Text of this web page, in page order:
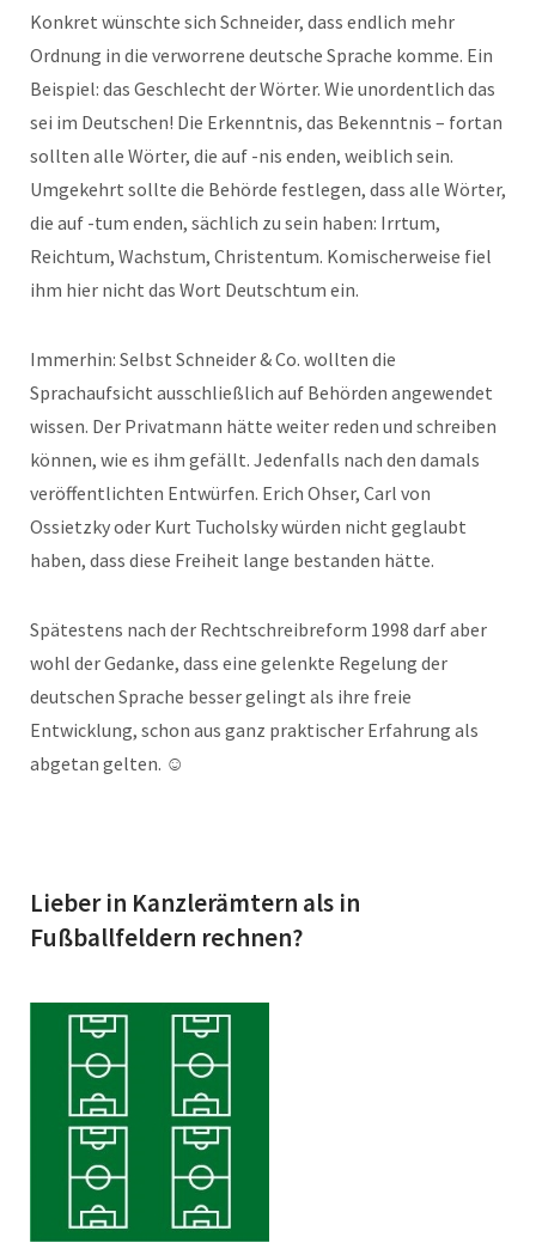
Konkret wünschte sich Schneider, dass endlich mehr
Ordnung in die verworrene deutsche Sprache komme. Ein
Beispiel: das Geschlecht der Wörter. Wie unordentlich das
sei im Deutschen! Die Erkenntnis, das Bekenntnis – fortan
sollten alle Wörter, die auf -nis enden, weiblich sein.
Umgekehrt sollte die Behörde festlegen, dass alle Wörter,
die auf -tum enden, sächlich zu sein haben: Irrtum,
Reichtum, Wachstum, Christentum. Komischerweise fiel
ihm hier nicht das Wort Deutschtum ein.
Immerhin: Selbst Schneider & Co. wollten die
Sprachaufsicht ausschließlich auf Behörden angewendet
wissen. Der Privatmann hätte weiter reden und schreiben
können, wie es ihm gefällt. Jedenfalls nach den damals
veröffentlichten Entwürfen. Erich Ohser, Carl von
Ossietzky oder Kurt Tucholsky würden nicht geglaubt
haben, dass diese Freiheit lange bestanden hätte.
Spätestens nach der Rechtschreibreform 1998 darf aber
wohl der Gedanke, dass eine gelenkte Regelung der
deutschen Sprache besser gelingt als ihre freie
Entwicklung, schon aus ganz praktischer Erfahrung als
abgetan gelten. ☺
Lieber in Kanzlerämtern als in
Fußballfeldern rechnen?